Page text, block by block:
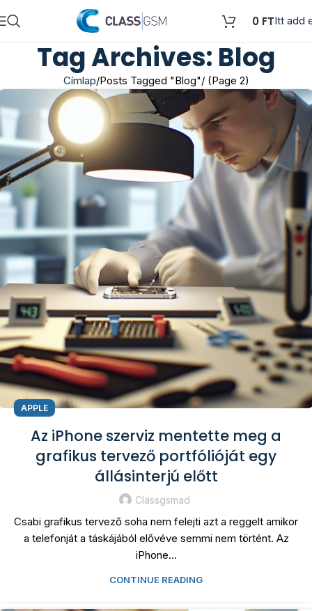
0 FTItt add
Tag Archives: Blog
Címlap Posts Tagged "Blog" (Page 2)
APPLE
Az iPhone szerviz mentette meg a
grafikus tervező portfólióját egy
állásinterjú előtt
Classgsmad
Csabi grafikus tervező soha nem felejti azt a reggelt amikor
a telefonját a táskájából elővéve semmi nem történt. Az
iPhone...
CONTINUE READING